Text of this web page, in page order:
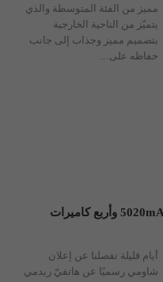
مميز من الفئة المتوسطة والذي
يتميّز من الناحية الخارجية
بتصميم مميز وجذاب إلى جانب
حفاظه على…
أيام قليلة تفصلنا عن إعلان
شاومي رسميًا عن هاتفيّ ريدمي